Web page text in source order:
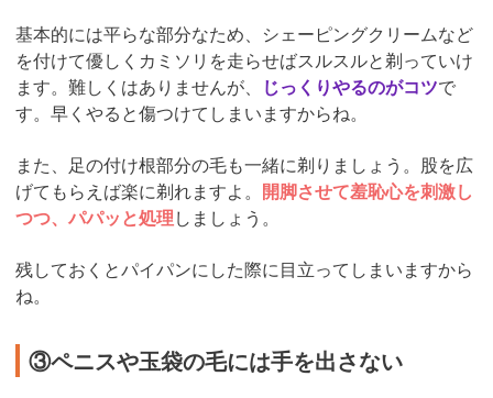
基本的には平らな部分なため、シェーピングクリームなど
を付けて優しくカミソリを走らせばスルスルと剃っていけ
ます。難しくはありませんが、
じっくりやるのがコツで
す。早くやると傷つけてしまいますからね。
また、足の付け根部分の毛も一緒に剃りましょう。股を広
げてもらえば楽に剃れますよ。 開脚させて羞恥心を刺激し
つつ、パパッと処理しましょう。
残しておくとパイパンにした際に目立ってしまいますから
ね。
③ペニスや玉袋の毛には手を出さない